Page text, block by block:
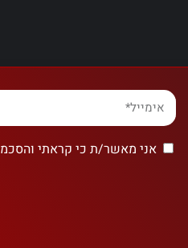
אני מאשר/ת כי קראתי